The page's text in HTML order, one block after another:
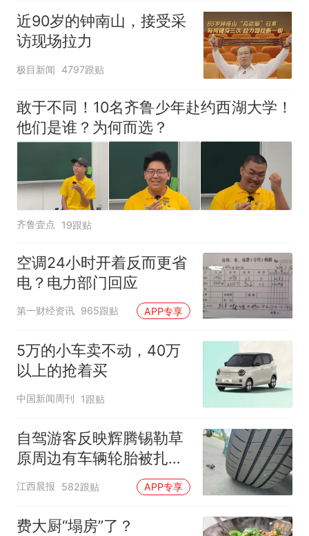
近90岁的钟南山，接受采
访现场拉力
极目新闻 4797跟贴
敢于不同！10名齐鲁少年赴约西湖大学！
他们是谁？为何而选？
齐鲁壹点 19跟贴
空调24小时开着反而更省
电？电力部门回应
第一财经资讯 965跟贴 APP专享
5万的小车卖不动，40万
以上的抢着买
中国新闻周刊 1跟贴
自驾游客反映辉腾锡勒草
原周边有车辆轮胎被扎，
修理店铺换胎价格高达千
元，官方发布情况通报
江西晨报 582跟贴 APP专享
费大厨“塌房”了？